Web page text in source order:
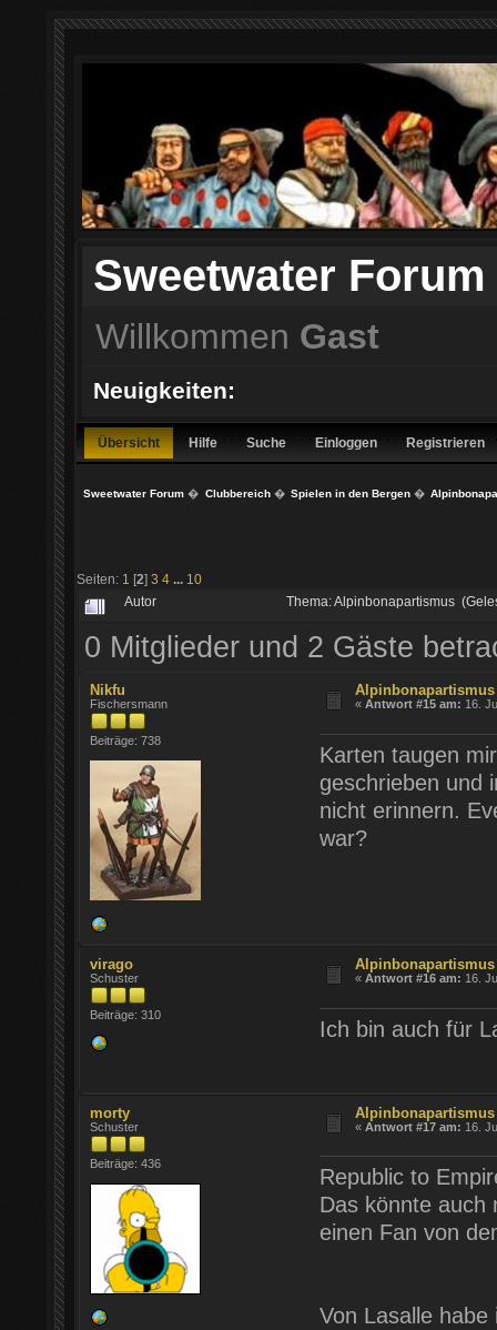
Sweetwater Forum
Willkommen Gast
Neuigkeiten:
Übersicht Hilfe Suche Einloggen Registrieren
Sweetwater Forum � Clubbereich� Spielen in den Bergen�
Seiten: 1 [2] 3 4 ... 10
Autor Thema: Alpinbonapartismus
0 Mitglieder und 2 Gäste
Nikfu
Fischersmann
Beiträge: 738
Alpinbonapartismus
«Antwort #15 am: 16.
Karten taugen
geschrieben und
nicht erinnern.
war?
virago
Schuster
Beiträge: 310
Alpinbonapartismus
«Antwort #16 am: 16.
Ich bin auch für
morty
Schuster
Beiträge: 436
Alpinbonapartismus
«Antwort #17 am: 16.
Republic to
Das könnte auch
einen Fan von
Von Lasalle